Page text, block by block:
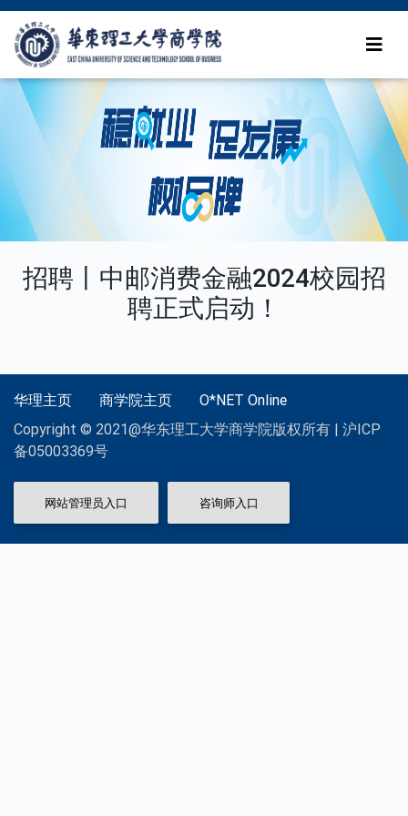
招聘丨中邮消费金融2024校园招
聘正式启动！
华理主页 商学院主页
O*NET Online
Copyright © 2021@华东理工大学商学院版权所有 | 沪ICP
备05003369号
网站管理员入口 咨询师入口